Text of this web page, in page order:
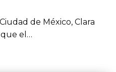
de México, Clara
el…